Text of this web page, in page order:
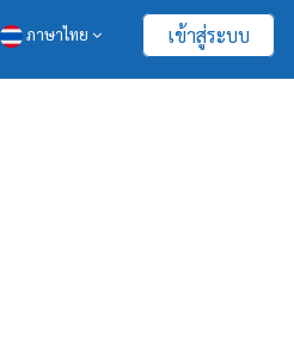
ภาษาไทย เข้าสู่ระบบ